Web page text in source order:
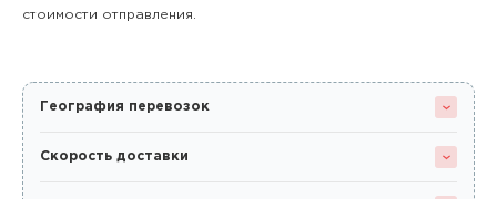
стоимости отправления.
География перевозок
Скорость доставки